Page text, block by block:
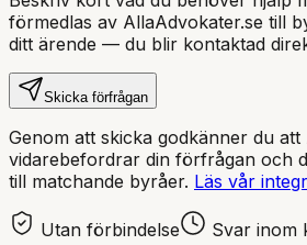
förmedlas av AllaAdvokater.se till
ditt ärende — du blir kontaktad
Skicka förfrågan
Genom att skicka godkänner du att
vidarebefordrar din förfrågan och
till matchande byråer. Läs vår
Utan förbindelse
Svar inom